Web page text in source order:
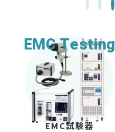
ニュース
EMC Testing
EMC試験器